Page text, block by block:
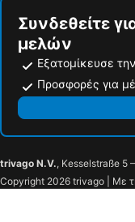
Συνδεθείτε
μελών
Εξατομίκευσε
Προσφορές για
trivago N.V., Kesselstraße 5
Copyright 2026 trivago | Με